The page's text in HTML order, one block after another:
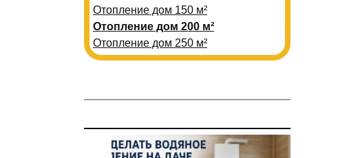
Отопление дом 150 м²
Отопление дом 200 м²
Отопление дом 250 м²